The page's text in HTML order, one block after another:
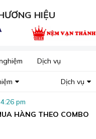
hàng:
lượng kém, hàng giả,
thân thiện nhất với
cạnh tranh tốt nhất
thời gian đã ghi
HIỆU
Dịch vụ
Dịch vụ
pm
HÀNG THEO COMBO